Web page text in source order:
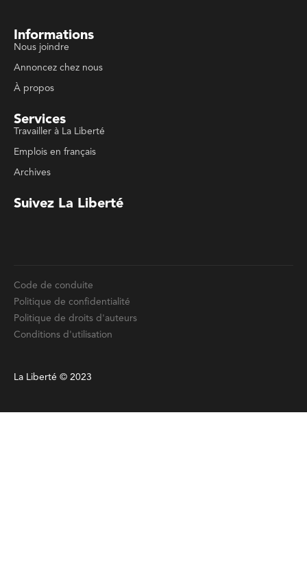
Suivez La Liberté
Code de conduite
Politique de confidentialité
Politique de droits d'auteurs
La Liberté © 2023